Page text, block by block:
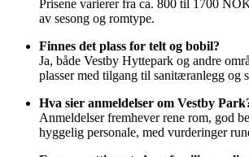
Prisene varierer fra ca. 800 til 1700
av sesong og romtype.
Finnes det plass for telt og bobil?
Ja, både Vestby Hyttepark og andre
plasser med tilgang til sanitæranlegg og
Hva sier anmeldelser om Vestby
Anmeldelser fremhever rene rom, god
hyggelig personale, med vurderinger